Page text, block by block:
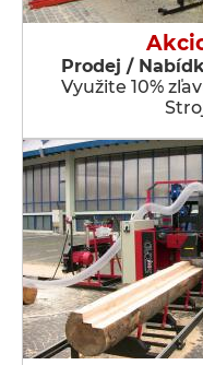
Prodej /
Využite 10%